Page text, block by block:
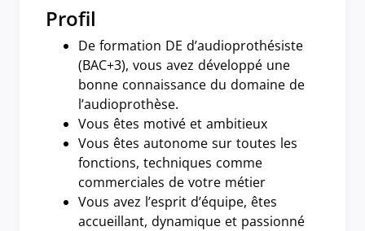
Profil
De formation DE d’audioprothésiste
(BAC+3), vous avez développé une
bonne connaissance du domaine de
l’audioprothèse.
Vous êtes motivé et ambitieux
Vous êtes autonome sur toutes les
fonctions, techniques comme
commerciales de votre métier
Vous avez l’esprit d’équipe, êtes
accueillant, dynamique et passionné